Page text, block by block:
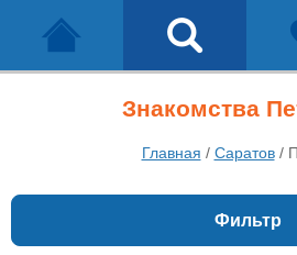
Знакомства
Главная / Саратов/
Фильтр